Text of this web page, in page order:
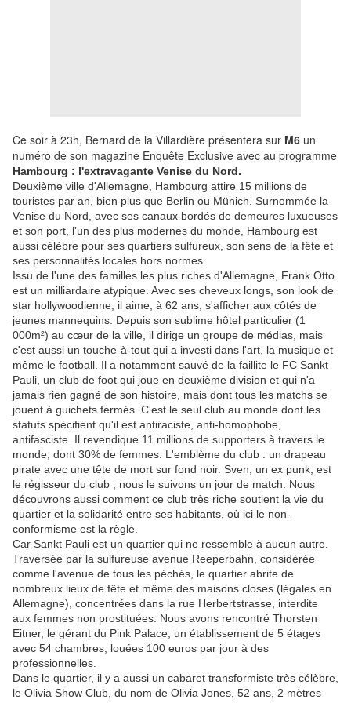
Ce soir à 23h, Bernard de la Villardière présentera sur M6 un
numéro de son magazine Enquête Exclusive avec au programme
Hambourg : l'extravagante Venise du Nord.
Deuxième ville d'Allemagne, Hambourg attire 15 millions de
touristes par an, bien plus que Berlin ou Münich. Surnommée la
Venise du Nord, avec ses canaux bordés de demeures luxueuses
et son port, l'un des plus modernes du monde, Hambourg est
aussi célèbre pour ses quartiers sulfureux, son sens de la fête et
ses personnalités locales hors normes.
Issu de l'une des familles les plus riches d'Allemagne, Frank Otto
est un milliardaire atypique. Avec ses cheveux longs, son look de
star hollywoodienne, il aime, à 62 ans, s'afficher aux côtés de
jeunes mannequins. Depuis son sublime hôtel particulier (1
000m²) au cœur de la ville, il dirige un groupe de médias, mais
c'est aussi un touche-à-tout qui a investi dans l'art, la musique et
même le football. Il a notamment sauvé de la faillite le FC Sankt
Pauli, un club de foot qui joue en deuxième division et qui n'a
jamais rien gagné de son histoire, mais dont tous les matchs se
jouent à guichets fermés. C'est le seul club au monde dont les
statuts spécifient qu'il est antiraciste, anti-homophobe,
antifasciste. Il revendique 11 millions de supporters à travers le
monde, dont 30% de femmes. L'emblème du club : un drapeau
pirate avec une tête de mort sur fond noir. Sven, un ex punk, est
le régisseur du club ; nous le suivons un jour de match. Nous
découvrons aussi comment ce club très riche soutient la vie du
quartier et la solidarité entre ses habitants, où ici le non-
conformisme est la règle.
Car Sankt Pauli est un quartier qui ne ressemble à aucun autre.
Traversée par la sulfureuse avenue Reeperbahn, considérée
comme l'avenue de tous les péchés, le quartier abrite de
nombreux lieux de fête et même des maisons closes (légales en
Allemagne), concentrées dans la rue Herbertstrasse, interdite
aux femmes non prostituées. Nous avons rencontré Thorsten
Eitner, le gérant du Pink Palace, un établissement de 5 étages
avec 54 chambres, louées 100 euros par jour à des
professionnelles.
Dans le quartier, il y a aussi un cabaret transformiste très célèbre,
le Olivia Show Club, du nom de Olivia Jones, 52 ans, 2 mètres